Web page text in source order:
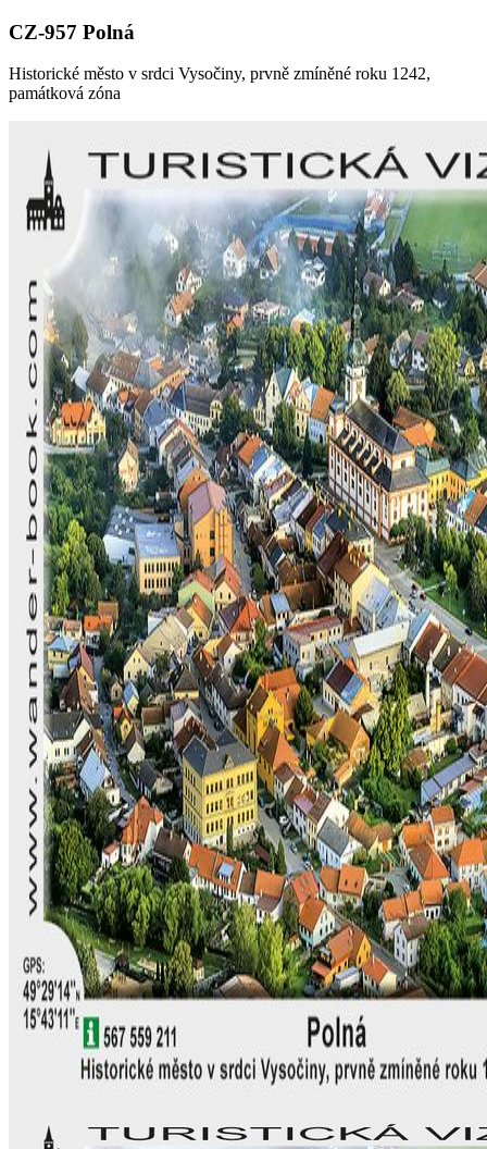
CZ-957 Polná
Historické město v srdci Vysočiny, prvně zmíněné roku 1242,
památková zóna